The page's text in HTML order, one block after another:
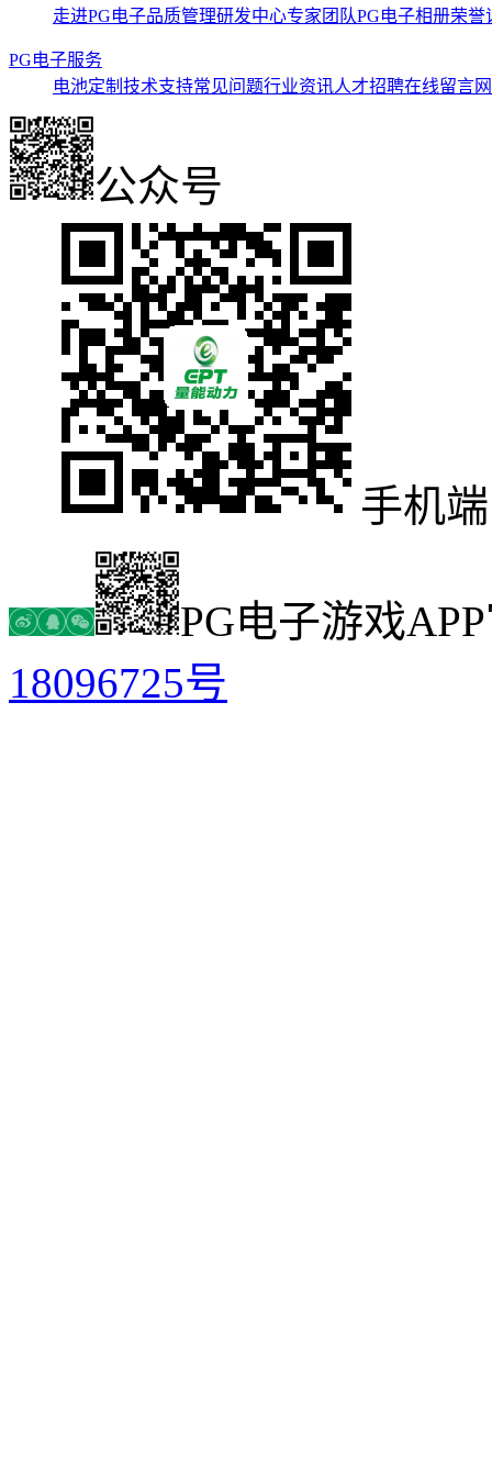
走进PG电子品质管理研发中心专家团队PG电子相册荣誉
PG电子服务
电池定制 技术支持常见问题行业资讯人才招聘在线留言
公众号
手机端
PG电子游戏
18096725号